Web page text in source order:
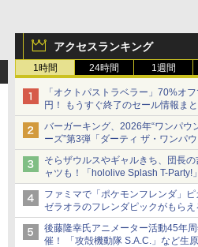
アクセスランキング
1時間 24時間 1週間
「オクトパストラベラー」70%オ
円！ もうすぐ終了のセール情報ま
更新】
ニンテンドーeショップでは「大神
67%オフで990円
バーガーキング、2026年“ワンパウ
ーズ”第3弾「ダーティ ザ・ワンパ
8月7日発売
「特製ガーリックマヨソース」を使
型チーズバーガー
そらザウルスやギャルきち、団長の
ャツも！「hololive Splash T-Party!
ラインナップ公開＆オンライン販売
ファミマで「ポケモンフレンダ」
ゼラオラのフレンダピックがもらえ
ーン開催！
後藤隆幸氏アニメーター活動45年
催！ 「攻殻機動隊 S.A.C.」など生